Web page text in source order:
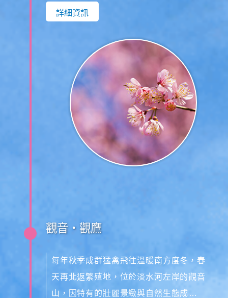
詳細資訊
觀音‧觀鷹
每年秋季成群猛禽飛往溫暖南方度冬，春
天再北返繁殖地，位於淡水河左岸的觀音
山，因特有的壯麗景緻與自然生態成為臺